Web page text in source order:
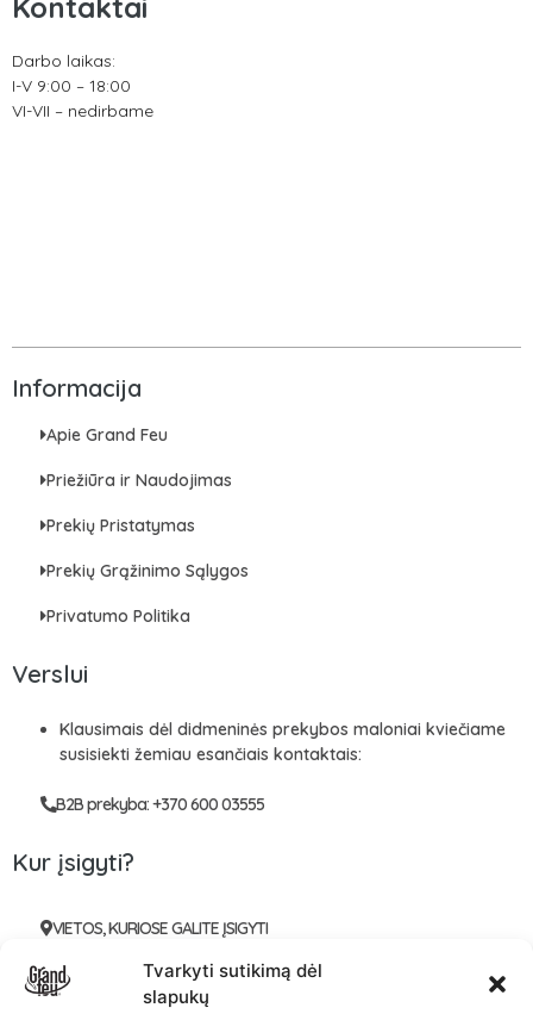
Tvarkyti sutikimą dėl
slapukų
Kontaktai
Darbo laikas:
I-V 9:00 – 18:00
VI-VII – nedirbame
Informacija
Apie Grand Feu
Priežiūra ir Naudojimas
Prekių Pristatymas
Prekių Grąžinimo Sąlygos
Privatumo Politika
Verslui
Klausimais dėl didmeninės prekybos maloniai kviečiame
susisiekti žemiau esančiais kontaktais:
B2B prekyba: +370 600 03555
Kur įsigyti?
VIETOS, KURIOSE GALITE ĮSIGYTI